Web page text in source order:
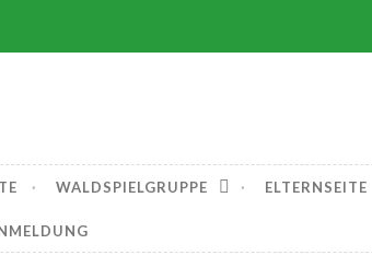
e. V.
WALDSPIELGRUPPE ELTERNSEITE